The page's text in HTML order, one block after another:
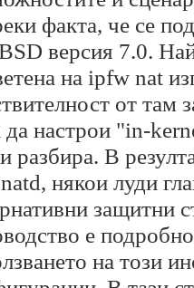
факта, че се
версия 7.0.
на ipfw nat
от там
да настрои "in-
разбира. В
някои луди
защитни
е
на този